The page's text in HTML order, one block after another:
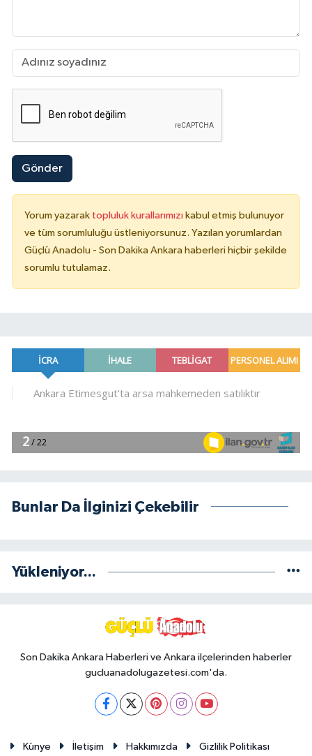
Gönder
Yorum yazarak topluluk kurallarımızı kabul etmiş bulunuyor
ve tüm sorumluluğu üstleniyorsunuz. Yazılan yorumlardan
Güçlü Anadolu - Son Dakika Ankara haberleri hiçbir şekilde
sorumlu tutulamaz.
Bunlar Da İlginizi Çekebilir
Yükleniyor...
Son Dakika Ankara Haberleri ve Ankara ilçelerinden haberler
gucluanadolugazetesi.com'da.
Künye İletişim Hakkımızda Gizlilik Politikası